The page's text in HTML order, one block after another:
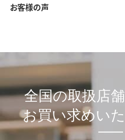
お客様の声
全国の取扱店
お買い求めい